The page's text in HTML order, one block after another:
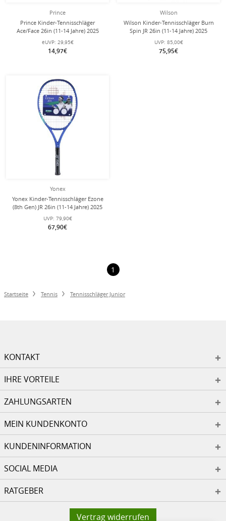
Prince
Prince Kinder-Tennisschläger
Ace/Face 26in (11-14 Jahre) 2025
blau - besaitet -
eUVP: 29,95€
14,97€
Wilson
Wilson Kinder-Tennisschläger Burn
Spin JR 26in (11-14 Jahre) 2025
schwarz/orange - besaitet -
UVP: 85,00€
75,95€
Yonex
Yonex Kinder-Tennisschläger Ezone
(8th Gen) JR 26in (11-14 Jahre) 2025
blau - besaitet -
UVP: 79,90€
67,90€
1
Startseite Tennis Tennisschläger Junior
KONTAKT
IHRE VORTEILE
ZAHLUNGSARTEN
MEIN KUNDENKONTO
KUNDENINFORMATION
SOCIAL MEDIA
RATGEBER
Vertrag widerrufen